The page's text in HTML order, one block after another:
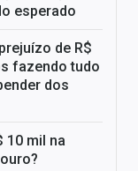
esperado
de R$
fazendo tudo
dos
10 mil na